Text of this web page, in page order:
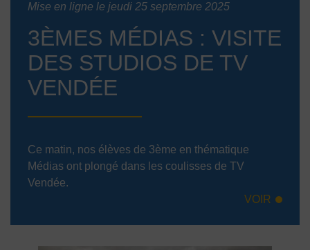
Mise en ligne le jeudi 25 septembre 2025
3ÈMES MÉDIAS : VISITE
DES STUDIOS DE TV
VENDÉE
Ce matin, nos élèves de 3ème en thématique
Médias ont plongé dans les coulisses de TV
Vendée.
VOIR